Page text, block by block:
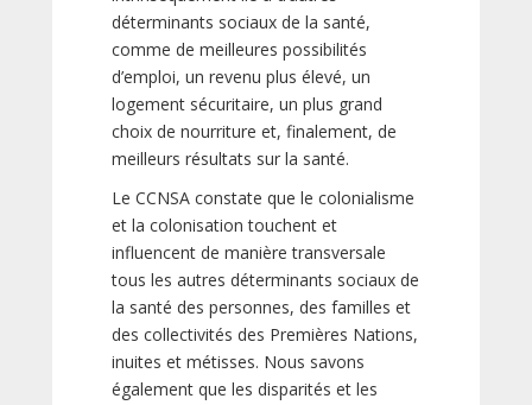
déterminants sociaux de la santé,
comme de meilleures possibilités
d’emploi, un revenu plus élevé, un
logement sécuritaire, un plus grand
choix de nourriture et, finalement, de
meilleurs résultats sur la santé.
Le CCNSA constate que le colonialisme
et la colonisation touchent et
influencent de manière transversale
tous les autres déterminants sociaux de
la santé des personnes, des familles et
des collectivités des Premières Nations,
inuites et métisses. Nous savons
également que les disparités et les